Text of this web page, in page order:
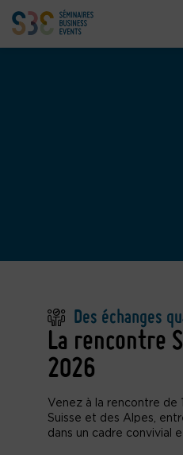
Des échanges
La rencontre
2026
Venez à la rencontre
Suisse et des Alpes,
dans un cadre convivial